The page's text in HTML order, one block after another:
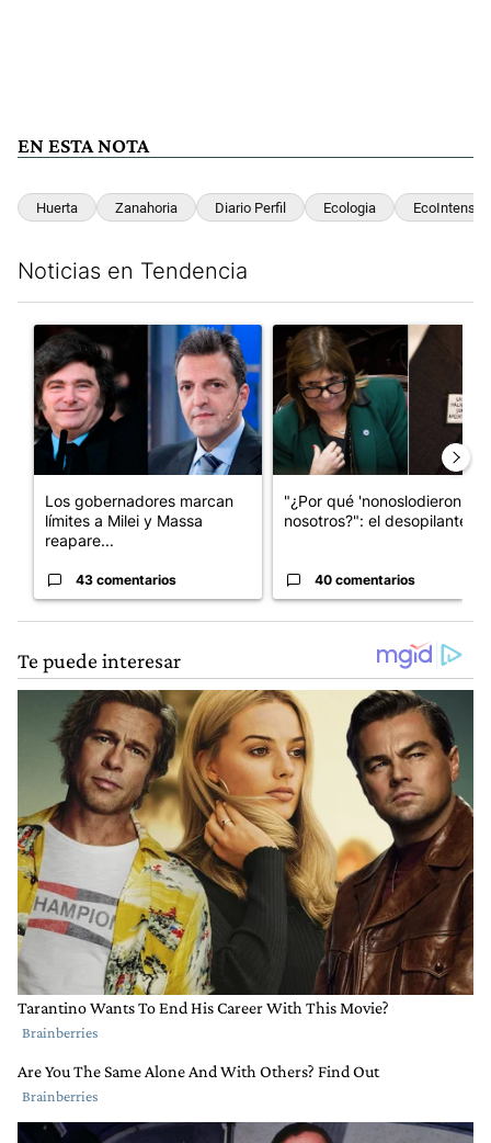
EN ESTA NOTA
Huerta Zanahoria Diario Perfil Ecologia EcoIntensa
Noticias en Tendencia
Un artículo de tendencia con el título "Los gobernadores
Los gobernadores marcan
límites a Milei y Massa
reapare...
43 comentarios
Un artículo de tendencia
"¿Por qué 'nonoslodieron' a
nosotros?": el desopilante ...
40 comentarios